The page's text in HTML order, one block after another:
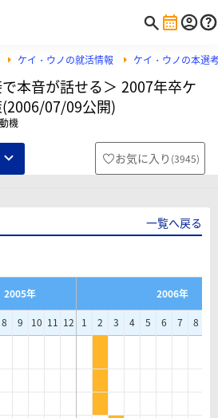
ケイ・ウノの就活情報 ケイ・ウノの本選
本音が話せる＞ 2007年卒ケ
07/09公開)
機
お気に入り (3945)
一覧へ戻る
2005年
2006年
8 9 10 11 12 1 2 3 4 5 6 7 8